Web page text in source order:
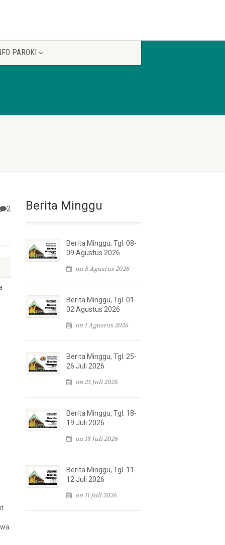
PAROKI
2 Berita Minggu
Berita Minggu, Tgl. 08-
09 Agustus 2026
on 8 Agustus 2026
Berita Minggu, Tgl. 01-
02 Agustus 2026
on 1 Agustus 2026
Berita Minggu, Tgl. 25-
26 Juli 2026
on 25 Juli 2026
Berita Minggu, Tgl. 18-
19 Juli 2026
on 18 Juli 2026
Berita Minggu, Tgl. 11-
12 Juli 2026
on 11 Juli 2026